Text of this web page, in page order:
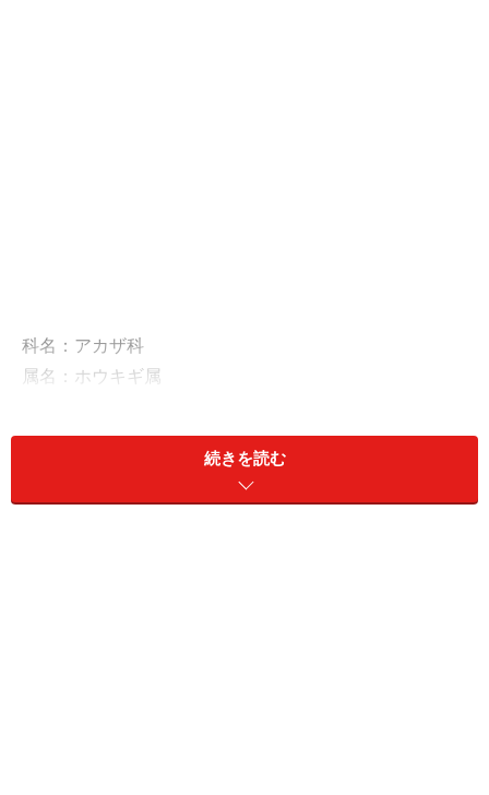
科名：アカザ科
属名：ホウキギ属
開花期：7月～8月
続きを読む